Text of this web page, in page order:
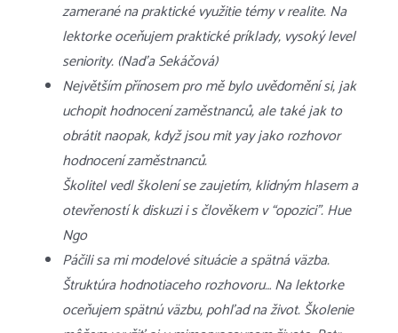
zamerané na praktické využitie témy v realite. Na
lektorke oceňujem praktické príklady, vysoký level
seniority. (Naďa Sekáčová)
Největším přínosem pro mě bylo uvědomění si, jak
uchopit hodnocení zaměstnanců, ale také jak to
obrátit naopak, když jsou mit yay jako rozhovor
hodnocení zaměstnanců.
Školitel vedl školení se zaujetím, klidným hlasem a
otevřeností k diskuzi i s člověkem v “opozici”. Hue
Ngo
Páčili sa mi modelové situácie a spätná väzba.
Štruktúra hodnotiaceho rozhovoru… Na lektorke
oceňujem spätnú väzbu, pohľad na život. Školenie